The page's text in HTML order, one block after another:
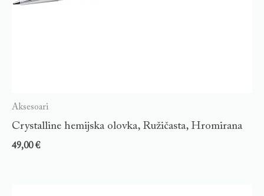
Aksesoari
Crystalline hemijska olovka, Ružičasta, Hromirana
49,00€